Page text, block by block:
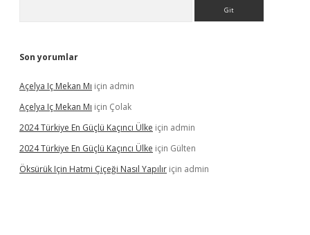
Son yorumlar
Açelya Iç Mekan Mı için admin
Açelya Iç Mekan Mı için Çolak
2024 Türkiye En Güçlü Kaçıncı Ülke için admin
2024 Türkiye En Güçlü Kaçıncı Ülke için Gülten
Öksürük Için Hatmi Çiçeği Nasıl Yapılır için admin